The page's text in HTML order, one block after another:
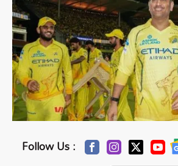
Follow Us :